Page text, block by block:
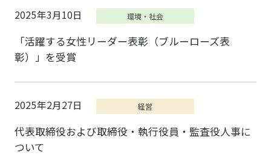
2025年3月10日
「活躍する女性リーダー表彰（ブルーローズ表
彰）」を受賞
2025年2月27日
代表取締役および取締役・執行役員・監査役人事に
ついて